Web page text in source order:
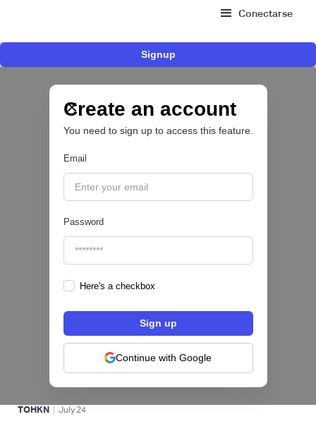
Conectarse
Signup
Create an account
You need to sign up to access this feature.
Email
Password
Here's a checkbox
Continue with Google
IA para automatizar la gestión de tesorería de
las PYMEs
BFM 👔
July 28
Fintech salvadoreña TOHKN lanza plataforma
para invertir desde US$10 en acciones de EE.
UU. y criptomonedas
ACTIVOS DIGITALES 👾
TOHKN | July 24